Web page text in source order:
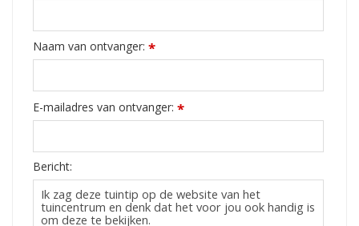
Naam van ontvanger: *
E-mailadres van ontvanger: *
Bericht: